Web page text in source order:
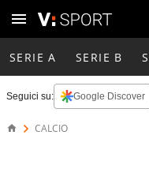
SERIE A SERIE B
Seguici su: Google Discover
CALCIO